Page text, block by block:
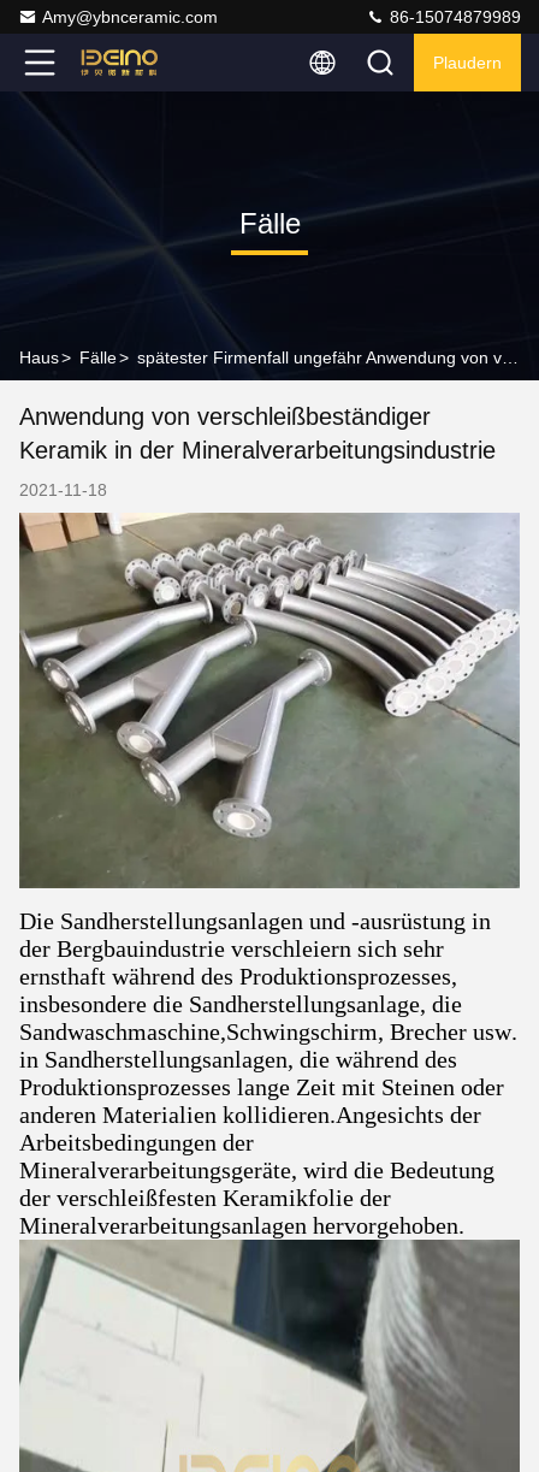
Amy@ybnceramic.com 86-15074879989
Plaudern
Fälle
Haus> Fälle>
Anwendung von verschleißbeständiger
Keramik in der Mineralverarbeitungsindustrie
2021-11-18
Die Sandherstellungsanlagen und -ausrüstung in
der Bergbauindustrie verschleiern sich sehr
ernsthaft während des Produktionsprozesses,
insbesondere die Sandherstellungsanlage, die
Sandwaschmaschine,Schwingschirm, Brecher usw.
in Sandherstellungsanlagen, die während des
Produktionsprozesses lange Zeit mit Steinen oder
anderen Materialien kollidieren.Angesichts der
Arbeitsbedingungen der
Mineralverarbeitungsgeräte, wird die Bedeutung
der verschleißfesten Keramikfolie der
Mineralverarbeitungsanlagen hervorgehoben.